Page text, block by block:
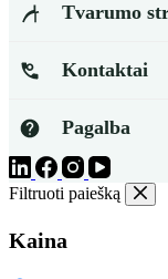
Tvarumo
Kontaktai
Pagalba
Filtruoti paiešką
Kaina